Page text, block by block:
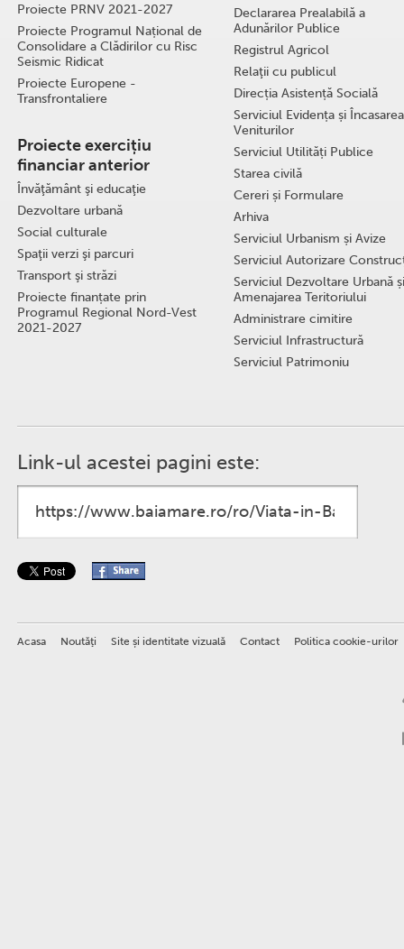
Proiecte PRNV 2021-2027
Proiecte Programul Național de
Consolidare a Clădirilor cu Risc
Seismic Ridicat
Proiecte Europene -
Transfrontaliere
Proiecte exercițiu
financiar anterior
Învăţământ şi educaţie
Dezvoltare urbană
Social culturale
Spaţii verzi şi parcuri
Transport şi străzi
Proiecte finanțate prin
Programul Regional Nord-Vest
2021-2027
Declararea Prealabilă a
Adunărilor Publice
Registrul Agricol
Relaţii cu publicul
Direcția Asistență Socială
Serviciul Evidența și Încasarea
Veniturilor
Serviciul Utilități Publice
Starea civilă
Cereri și Formulare
Arhiva
Serviciul Urbanism și Avize
Serviciul Autorizare
Serviciul Dezvoltare Urbană și
Amenajarea Teritoriului
Administrare cimitire
Serviciul Infrastructură
Serviciul Patrimoniu
Link-ul acestei pagini este:
Acasa Noutăţi Site și identitate vizuală Contact Politica cookie-urilor